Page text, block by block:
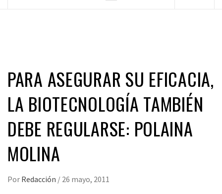
PARA ASEGURAR SU EFICACIA,
LA BIOTECNOLOGÍA TAMBIÉN
DEBE REGULARSE: POLAINA
MOLINA
Por Redacción / 26 mayo, 2011